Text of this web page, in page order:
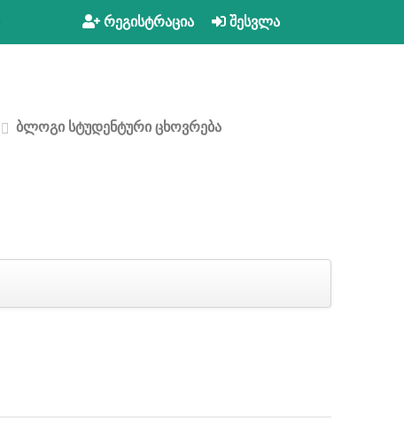
რეგისტრაცია შესვლა
ბლოგი სტუდენტური ცხოვრება